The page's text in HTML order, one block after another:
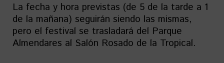
La fecha y hora previstas (de 5 de la tarde a 1
de la mañana) seguirán siendo las mismas,
pero el festival se trasladará del Parque
Almendares al Salón Rosado de la Tropical.